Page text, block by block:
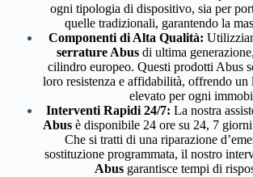
ogni tipologia di dispositivo, sia per
quelle tradizionali, garantendo la
Componenti di Alta Qualità:
serrature Abusdi ultima
cilindro europeo. Questi prodotti Abus
loro resistenza e affidabilità, offrendo
elevato per ogni
Interventi Rapidi 24/7: La nostra
Abus è disponibile 24 ore su 24, 7
Che si tratti di una riparazione
sostituzione programmata, il nostro
Abus garantisce tempi di